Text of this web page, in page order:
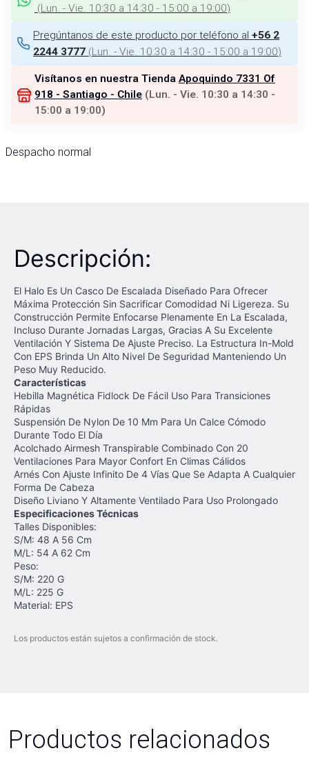
(Lun. - Vie. 10:30 a 14:30 - 15:00 a 19:00)
Pregúntanos de este producto por teléfono al +56 2
2244 3777 (Lun. - Vie. 10:30 a 14:30 - 15:00 a 19:00)
Visítanos en nuestra Tienda Apoquindo 7331 Of
918 - Santiago - Chile (Lun. - Vie. 10:30 a 14:30 -
15:00 a 19:00)
Despacho normal
Descripción:
El Halo Es Un Casco De Escalada Diseñado Para Ofrecer
Máxima Protección Sin Sacrificar Comodidad Ni Ligereza. Su
Construcción Permite Enfocarse Plenamente En La Escalada,
Incluso Durante Jornadas Largas, Gracias A Su Excelente
Ventilación Y Sistema De Ajuste Preciso. La Estructura In-Mold
Con EPS Brinda Un Alto Nivel De Seguridad Manteniendo Un
Peso Muy Reducido.
Características
Hebilla Magnética Fidlock De Fácil Uso Para Transiciones
Rápidas
Suspensión De Nylon De 10 Mm Para Un Calce Cómodo
Durante Todo El Día
Acolchado Airmesh Transpirable Combinado Con 20
Ventilaciones Para Mayor Confort En Climas Cálidos
Arnés Con Ajuste Infinito De 4 Vías Que Se Adapta A Cualquier
Forma De Cabeza
Diseño Liviano Y Altamente Ventilado Para Uso Prolongado
Especificaciones Técnicas
Talles Disponibles:
S/M: 48 A 56 Cm
M/L: 54 A 62 Cm
Peso:
S/M: 220 G
M/L: 225 G
Material: EPS
Los productos están sujetos a confirmación de stock.
Productos relacionados